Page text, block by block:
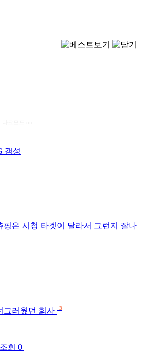
갬성
핑은 시청 타겟이 달라서 그런지 잘나
그러웠던 회사 +3
회 0 |